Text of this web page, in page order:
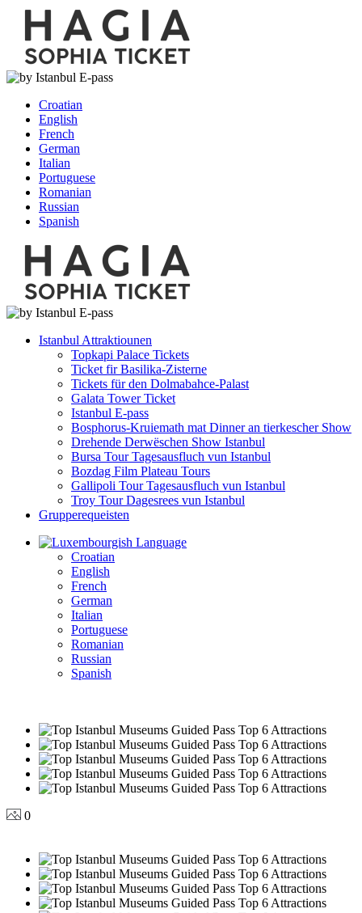
Croatian
English
French
German
Italian
Portuguese
Romanian
Russian
Spanish
Istanbul Attraktiounen
Topkapi Palace Tickets
Ticket fir Basilika-Zisterne
Tickets für den Dolmabahce-Palast
Galata Tower Ticket
Istanbul E-pass
Bosphorus-Kruiemath mat Dinner an tierkescher Show
Drehende Derwëschen Show Istanbul
Bursa Tour Tagesausfluch vun Istanbul
Bozdag Film Plateau Tours
Gallipoli Tour Tagesausfluch vun Istanbul
Troy Tour Dagesrees vun Istanbul
Grupperequeisten
Language
Croatian
English
French
German
Italian
Portuguese
Romanian
Russian
Spanish
0